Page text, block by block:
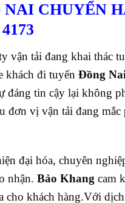
CHUYỂN
vận tải đang khai thác
khách đi tuyến Đồng
đáng tin cậy lại không
đơn vị vận tải đang
đại hóa, chuyên
nhận. Bảo Khang cam
cho khách hàng.Với